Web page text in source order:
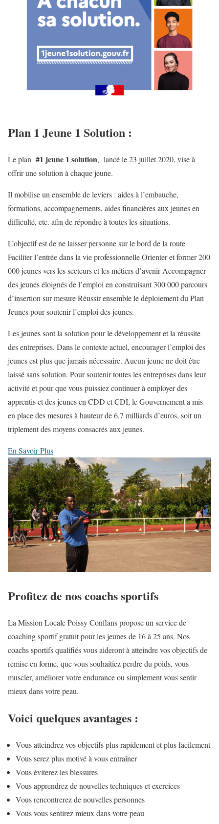
Plan 1 Jeune 1 Solution :
Le plan #1 jeune 1 solution, lancé le 23 juillet 2020, vise à
offrir une solution à chaque jeune.
Il mobilise un ensemble de leviers : aides à l’embauche,
formations, accompagnements, aides financières aux jeunes en
difficulté, etc. afin de répondre à toutes les situations.
L’objectif est de ne laisser personne sur le bord de la route
Faciliter l’entrée dans la vie professionnelle Orienter et former 200
000 jeunes vers les secteurs et les métiers d’avenir Accompagner
des jeunes éloignés de l’emploi en construisant 300 000 parcours
d’insertion sur mesure Réussir ensemble le déploiement du Plan
Jeunes pour soutenir l’emploi des jeunes.
Les jeunes sont la solution pour le développement et la réussite
des entreprises. Dans le contexte actuel, encourager l’emploi des
jeunes est plus que jamais nécessaire. Aucun jeune ne doit être
laissé sans solution. Pour soutenir toutes les entreprises dans leur
activité et pour que vous puissiez continuer à employer des
apprentis et des jeunes en CDD et CDI, le Gouvernement a mis
en place des mesures à hauteur de 6,7 milliards d’euros, soit un
triplement des moyens consacrés aux jeunes.
En Savoir Plus
Profitez de nos coachs sportifs
La Mission Locale Poissy Conflans propose un service de
coaching sportif gratuit pour les jeunes de 16 à 25 ans. Nos
coachs sportifs qualifiés vous aideront à atteindre vos objectifs de
remise en forme, que vous souhaitiez perdre du poids, vous
muscler, améliorer votre endurance ou simplement vous sentir
mieux dans votre peau.
Voici quelques avantages :
Vous atteindrez vos objectifs plus rapidement et plus facilement
Vous serez plus motivé à vous entraîner
Vous éviterez les blessures
Vous apprendrez de nouvelles techniques et exercices
Vous rencontrerez de nouvelles personnes
Vous vous sentirez mieux dans votre peau